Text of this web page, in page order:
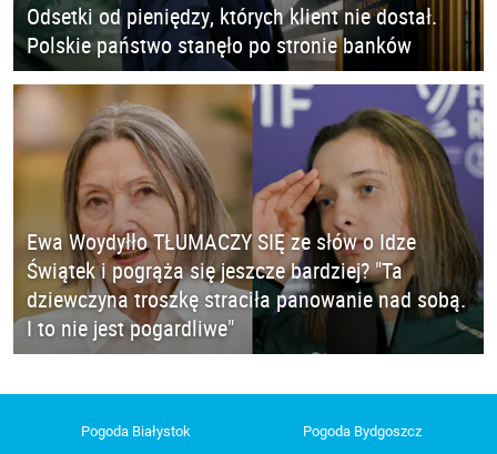
Odsetki od pieniędzy, których klient nie dostał.
Polskie państwo stanęło po stronie banków
Ewa Woydyłło TŁUMACZY SIĘ ze słów o Idze
Świątek i pogrąża się jeszcze bardziej? "Ta
dziewczyna troszkę straciła panowanie nad sobą.
I to nie jest pogardliwe"
Pogoda Białystok Pogoda Bydgoszcz